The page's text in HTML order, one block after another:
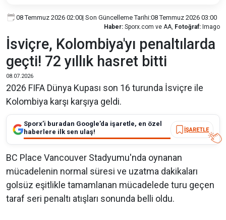
08 Temmuz 2026 02:00| Son Güncelleme Tarihi:08 Temmuz 2026 03:00
Haber: Sporx.com ve AA, Fotoğraf: Imago
İsviçre, Kolombiya'yı penaltılarda
geçti! 72 yıllık hasret bitti
08.07.2026
2026 FIFA Dünya Kupası son 16 turunda İsviçre ile
Kolombiya karşı karşıya geldi.
Sporx’i buradan Google’da işaretle, en özel
haberlere ilk sen ulaş!
İŞARETLE
BC Place Vancouver Stadyumu'nda oynanan
mücadelenin normal süresi ve uzatma dakikaları
golsüz eşitlikle tamamlanan mücadelede turu geçen
taraf seri penaltı atışları sonunda belli oldu.